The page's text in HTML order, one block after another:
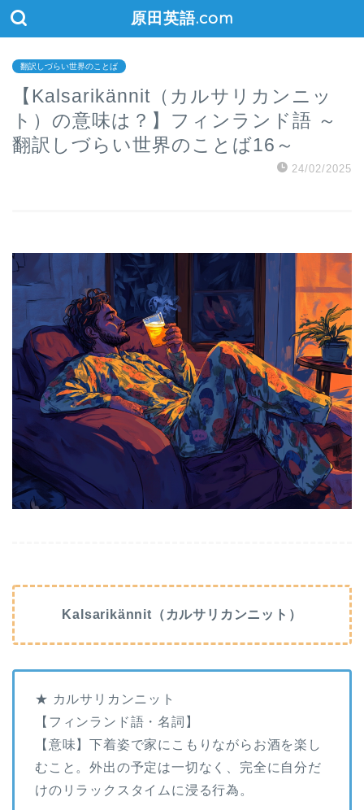
原田英語.com
翻訳しづらい世界のことば
【Kalsarikännit（カルサリカンニッ
ト）の意味は？】フィンランド語 ～
翻訳しづらい世界のことば16～
24/02/2025
Kalsarikännit（カルサリカンニット）
★ カルサリカンニット
【フィンランド語・名詞】
【意味】下着姿で家にこもりながらお酒を楽し
むこと。外出の予定は一切なく、完全に自分だ
けのリラックスタイムに浸る行為。